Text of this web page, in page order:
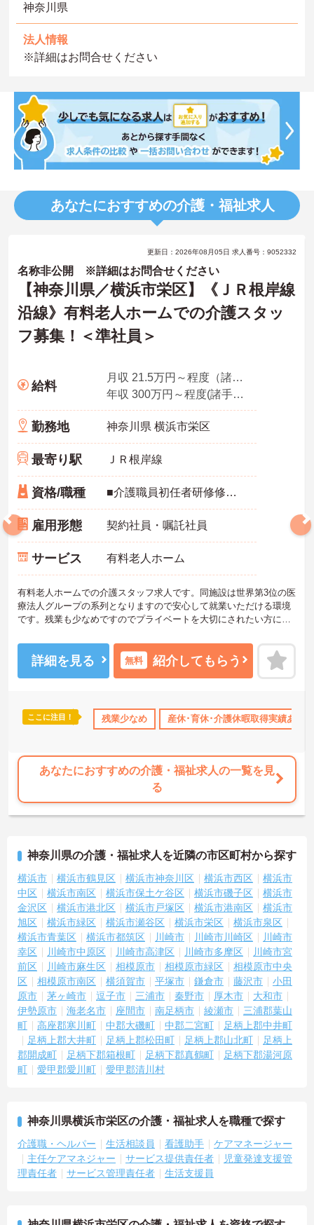
神奈川県
法人情報
※詳細はお問合せください
あなたにおすすめの介護・福祉求人
託児所・育児補助 ボーナス・賞与あり 社会保険完備 交通費
更新日：2026年08月05日 求人番号：9052332
名称非公開 ※詳細はお問合せください
【神奈川県／横浜市栄区】《ＪＲ根岸線
沿線》有料老人ホームでの介護スタッ
フ募集！＜準社員＞
給料
月収 21.5万円～程度（諸手当込み）
年収 300万円～程度(諸手当込み）
勤務地 神奈川県 横浜市栄区
最寄り駅 ＪＲ根岸線
資格/職種 ■介護職員初任者研修修了者（ヘルパー2級）以上
雇用形態 契約社員・嘱託社員
サービス 有料老人ホーム
有料老人ホームでの介護スタッフ求人です。同施設は世界第3位の医
療法人グループの系列となりますので安心して就業いただける環境
です。残業も少なめですのでプライベートを大切にされたい方にも
細などお話いたしますのでお気軽にお問い合わせ下さい。
詳細を見る 無料 紹介してもらう
ここに注目！ 残業少なめ 産休･育休･介護休暇取得実績あり
あなたにおすすめの介護・福祉求人の一覧を見
る
神奈川県の介護・福祉求人を近隣の市区町村から探す
横浜市 横浜市鶴見区 横浜市神奈川区 横浜市西区
横浜市
中区
横浜市南区 横浜市保土ケ谷区 横浜市磯子区
横浜市
金沢区
横浜市港北区 横浜市戸塚区 横浜市港南区
横浜市
旭区
横浜市緑区 横浜市瀬谷区 横浜市栄区
横浜市泉区
横浜市青葉区
横浜市都筑区 川崎市 川崎市川崎区
川崎市
幸区
川崎市中原区 川崎市高津区 川崎市多摩区
川崎市宮
前区
川崎市麻生区 相模原市 相模原市緑区
相模原市中央
区
相模原市南区 横須賀市 平塚市 鎌倉市 藤沢市
小田
原市
茅ヶ崎市 逗子市 三浦市 秦野市 厚木市
大和市
伊勢原市
海老名市 座間市 南足柄市 綾瀬市
三浦郡葉山
町
高座郡寒川町 中郡大磯町 中郡二宮町
足柄上郡中井町
足柄上郡大井町
足柄上郡松田町 足柄上郡山北町
足柄上
郡開成町
足柄下郡箱根町 足柄下郡真鶴町
足柄下郡湯河原
町
愛甲郡愛川町 愛甲郡清川村
神奈川県横浜市栄区の介護・福祉求人を職種で探す
介護職・ヘルパー 生活相談員 看護助手
ケアマネージャー
主任ケアマネジャー
サービス提供責任者
児童発達支援管
理責任者
サービス管理責任者 生活支援員